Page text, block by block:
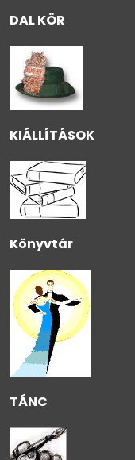
DAL KÖR
KIÁLLÍTÁSOK
Könyvtár
TÁNC